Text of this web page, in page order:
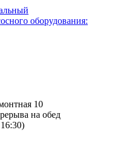
оборудования:
10
на обед